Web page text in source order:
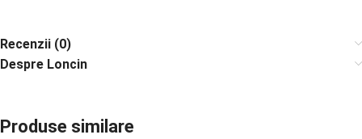
Recenzii (0)
Despre Loncin
Produse similare